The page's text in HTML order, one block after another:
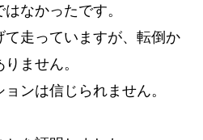
なかったです。
て走っていますが、転倒か
ません。
ンは信じられません。